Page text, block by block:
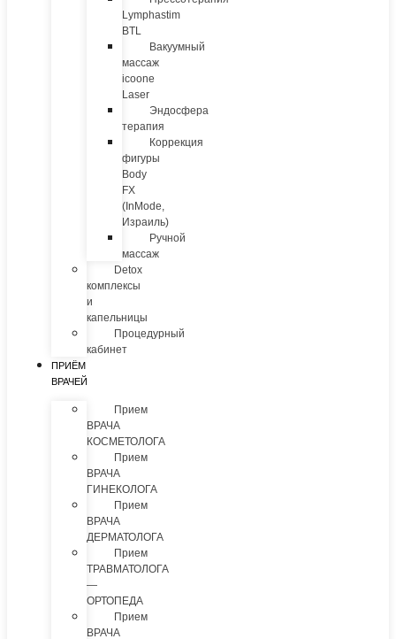
Lymphastim
BTL
Вакуумный
массаж
icoone
Laser
Эндосфера
терапия
Коррекция
фигуры
Body
FX
(InMode,
Израиль)
Ручной
массаж
Detox
комплексы
и
капельницы
Процедурный
кабинет
ПРИЁМ
ВРАЧЕЙ
Прием
ВРАЧА
КОСМЕТОЛОГА
Прием
ВРАЧА
ГИНЕКОЛОГА
Прием
ВРАЧА
ДЕРМАТОЛОГА
Прием
ТРАВМАТОЛОГА
—
ОРТОПЕДА
Прием
ВРАЧА